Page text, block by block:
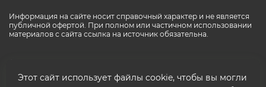
Информация на сайте носит справочный характер и не является
публичной офертой. При полном или частичном использовании
материалов с сайта ссылка на источник обязательна.
Этот сайт использует файлы cookie, чтобы вы могли